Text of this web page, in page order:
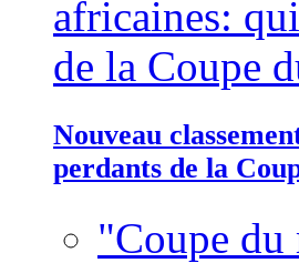
Nouveau
perdants de la
"Coupe du